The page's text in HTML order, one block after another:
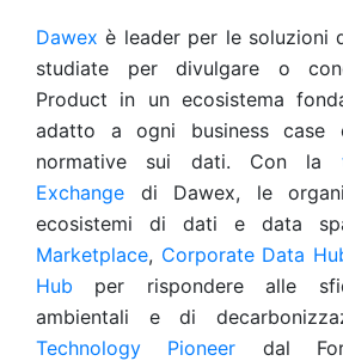
Dawex è leader per le soluzioni
studiate per divulgare o
Product in un ecosistema
adatto a ogni business case
normative sui dati. Con la
Exchange di Dawex, le
ecosistemi di dati e data
Marketplace, Corporate Data
Hub per rispondere alle
ambientali e di
Technology Pioneer dal